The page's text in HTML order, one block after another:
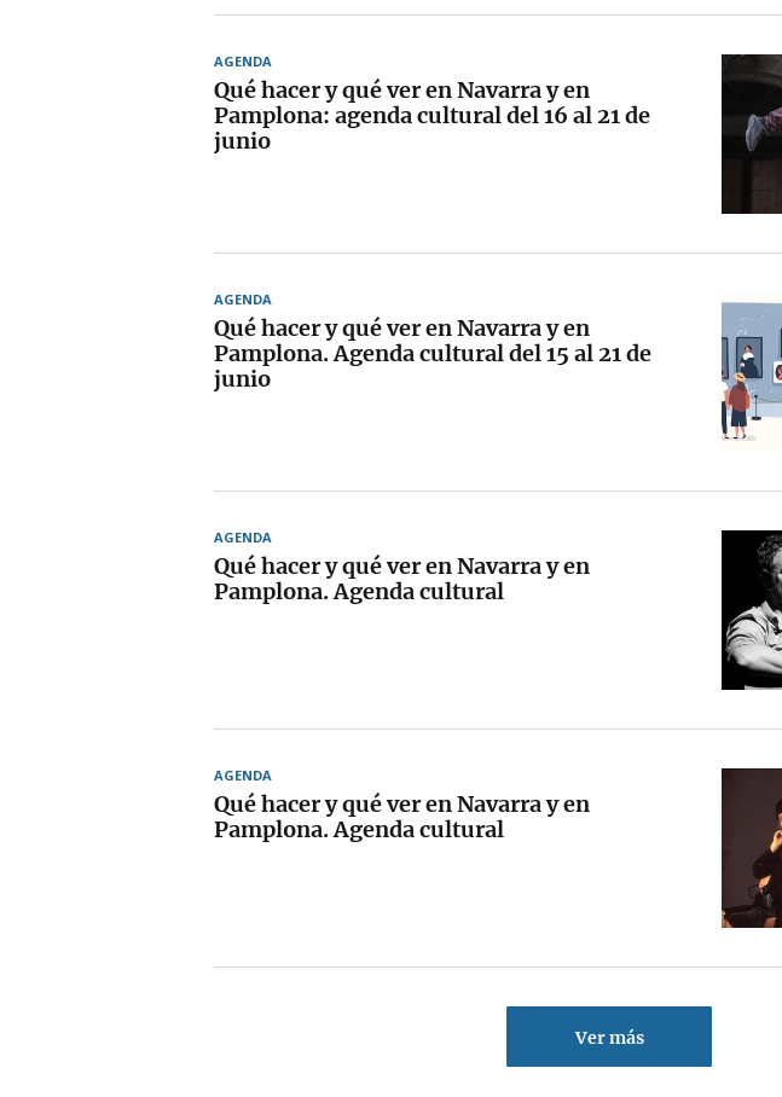
AGENDA
Qué hacer y qué ver en Navarra y en
Pamplona: agenda cultural del 16 al 21 de
junio
AGENDA
Qué hacer y qué ver en Navarra y en
Pamplona. Agenda cultural del 15 al 21 de
junio
AGENDA
Qué hacer y qué ver en Navarra y en
Pamplona. Agenda cultural
AGENDA
Qué hacer y qué ver en Navarra y en
Pamplona. Agenda cultural
Ver más